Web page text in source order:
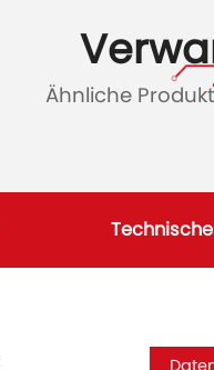
Ähnliche